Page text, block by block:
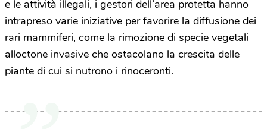
e le attività illegali, i gestori dell’area protetta hanno
intrapreso varie iniziative per favorire la diffusione dei
rari mammiferi, come la rimozione di specie vegetali
alloctone invasive che ostacolano la crescita delle
piante di cui si nutrono i rinoceronti.